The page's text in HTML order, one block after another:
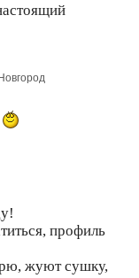
профиль
жуют сушку,